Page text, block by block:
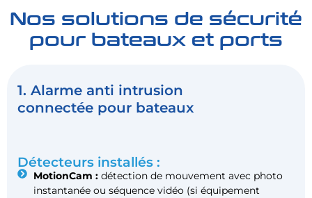
Nos solutions de sécurité
pour bateaux et ports
1. Alarme anti intrusion
connectée pour bateaux
Détecteurs installés :
MotionCam : détection de mouvement avec photo
instantanée ou séquence vidéo (si équipement